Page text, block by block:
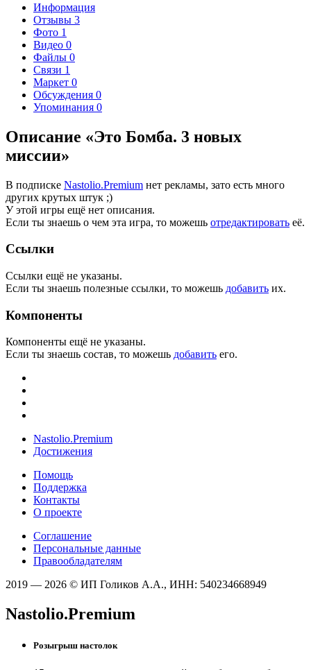
Информация
Отзывы 3
Фото 1
Видео 0
Файлы 0
Связи 1
Маркет 0
Обсуждения 0
Упоминания 0
Описание «Это Бомба. 3 новых
миссии»
В подписке Nastolio.Premium нет рекламы, зато есть много
других крутых штук ;)
У этой игры ещё нет описания.
Если ты знаешь о чем эта игра, то можешь отредактировать её.
Ссылки
Ссылки ещё не указаны.
Если ты знаешь полезные ссылки, то можешь добавить их.
Компоненты
Компоненты ещё не указаны.
Если ты знаешь состав, то можешь добавить его.
Nastolio.Premium
Достижения
Помощь
Поддержка
Контакты
О проекте
Соглашение
Персональные данные
Правообладателям
2019 — 2026 © ИП Голиков А.А., ИНН: 540234668949
Nastolio.Premium
Розыгрыш настолок